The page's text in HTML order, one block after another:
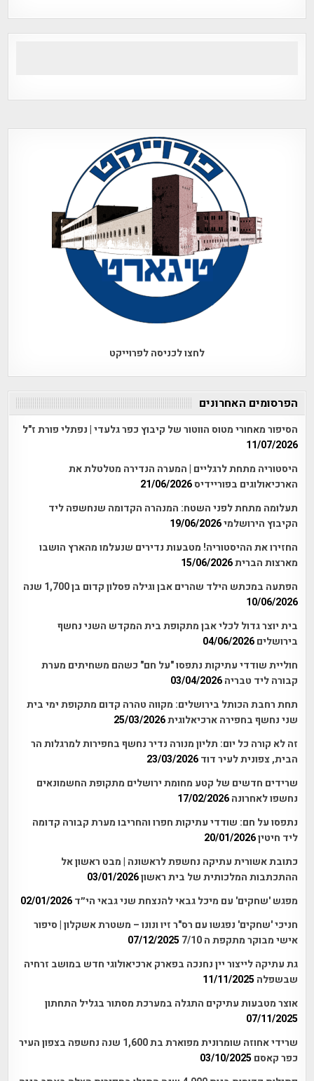
לחצו לכניסה לפרוייקט
הפרסומים האחרונים
הסיפור מאחורי מטוס הווטור של קיבוץ כפר גלעדי | נפתלי פורת ז"ל
11/07/2026
היסטוריה מתחת לרגליים | המערה הנדירה מטלטלת את
הארכיאולוגים בפוריידיס21/06/2026
תעלומה מתחת לפני השטח: המנהרה הקדומה שנחשפה ליד
הקיבוץ הירושלמי19/06/2026
החזירו את ההיסטוריה! מטבעות נדירים שנעלמו מהארץ הושבו
מארצות הברית15/06/2026
הפתעה במכתש הילד שהרים אבן וגילה פסלון קדום בן 1,700 שנה
10/06/2026
בית יוצר גדול לכלי אבן מתקופת בית המקדש השני נחשף
בירושלים 04/06/2026
חוליית שודדי עתיקות נתפסו "על חם" כשהם משחיתים מערת
קבורה ליד טבריה 03/04/2026
תחת רחבת הכותל בירושלים: מקווה טהרה קדום מתקופת ימי בית
שני נחשף בחפירה ארכיאלוגית25/03/2026
זה לא קורה כל יום: תליון מנורה נדיר נחשף בחפירות למרגלות הר
הבית, צפונית לעיר דוד 23/03/2026
שרידים חדשים של קטע מחומת ירושלים מתקופת החשמונאים
נחשפו לאחרונה 17/02/2026
נתפסו על חם: שודדי עתיקות חפרו והחריבו מערת קבורה קדומה
ליד חיטין20/01/2026
כתובת אשורית עתיקה נחשפת לראשונה | מבט ראשון אל
ההתכתבות המלכותית של בית ראשון03/01/2026
מפגש 'שחקים' עם מיכל גבאי להנצחת שני גבאי הי״ד 02/01/2026
חניכי 'שחקים' נפגשו עם רס"ר זיו ונונו – משטרת אשקלון | סיפור
אישי מבוקר מתקפת ה 7/10
07/12/2025
גת עתיקה לייצור יין נחנכה בפארק ארכיאולוגי חדש במושב זרחיה
שבשפלה 11/11/2025
אוצר מטבעות עתיקים התגלה במערכת מסתור בגליל התחתון
07/11/2025
שרידי אחוזה שומרונית מפוארת בת 1,600 שנה נחשפה בצפון העיר
כפר קאסם 03/10/2025